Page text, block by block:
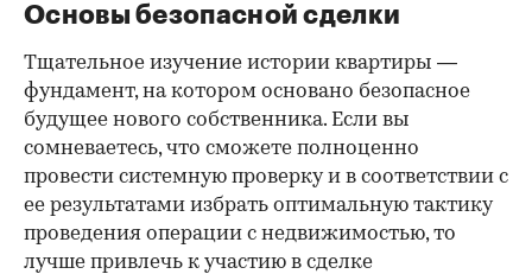
Основы безопасной сделки
Тщательное изучение истории квартиры —
фундамент, на котором основано безопасное
будущее нового собственника. Если вы
сомневаетесь, что сможете полноценно
провести системную проверку и в соответствии с
ее результатами избрать оптимальную тактику
проведения операции с недвижимостью, то
лучше привлечь к участию в сделке